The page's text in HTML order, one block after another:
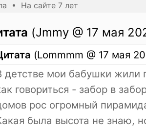
• На сайте 7 лет
(Jmmy @ 17 мая
(Lommmm @ 17 мая
детстве мои бабушки жили
говориться - забор в
рос огромный
была высота не знаю,